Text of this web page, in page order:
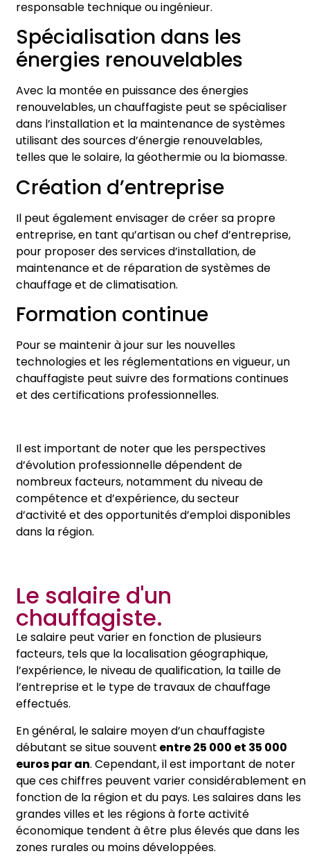
responsable technique ou ingénieur.
Spécialisation dans les
énergies renouvelables
Avec la montée en puissance des énergies
renouvelables, un chauffagiste peut se spécialiser
dans l’installation et la maintenance de systèmes
utilisant des sources d’énergie renouvelables,
telles que le solaire, la géothermie ou la biomasse.
Création d’entreprise
Il peut également envisager de créer sa propre
entreprise, en tant qu’artisan ou chef d’entreprise,
pour proposer des services d’installation, de
maintenance et de réparation de systèmes de
chauffage et de climatisation.
Formation continue
Pour se maintenir à jour sur les nouvelles
technologies et les réglementations en vigueur, un
chauffagiste peut suivre des formations continues
et des certifications professionnelles.
Il est important de noter que les perspectives
d’évolution professionnelle dépendent de
nombreux facteurs, notamment du niveau de
compétence et d’expérience, du secteur
d’activité et des opportunités d’emploi disponibles
dans la région.
Le salaire d'un
chauffagiste.
Le salaire peut varier en fonction de plusieurs
facteurs, tels que la localisation géographique,
l’expérience, le niveau de qualification, la taille de
l’entreprise et le type de travaux de chauffage
effectués.
En général, le salaire moyen d’un chauffagiste
débutant se situe souvent entre 25 000 et 35 000
euros par an. Cependant, il est important de noter
que ces chiffres peuvent varier considérablement en
fonction de la région et du pays. Les salaires dans les
grandes villes et les régions à forte activité
économique tendent à être plus élevés que dans les
zones rurales ou moins développées.